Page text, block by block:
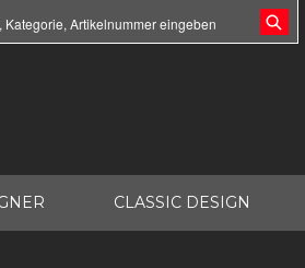
CLASSIC DESIGN